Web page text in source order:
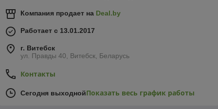
Компания продает на Deal.by
Работает с 13.01.2017
г. Витебск
ул. Правды 40, Витебск, Беларусь
Контакты
Сегодня выходнойПоказать весь график работы